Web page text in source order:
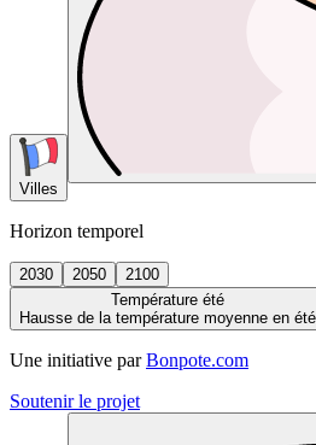
Villes
Horizon temporel
2030 2050
2100
Température été
Hausse de la température moyenne en été
Une initiative par Bonpote.com
Soutenir le projet